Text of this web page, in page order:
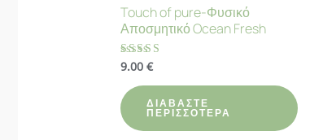
Touch of pure-Φυσικό
Αποσμητικό Ocean Fresh
Βαθμολογήθηκε
4.80
από 5
9.00 €
ΔΙΑΒΆΣΤΕ
ΠΕΡΙΣΣΌΤΕΡΑ